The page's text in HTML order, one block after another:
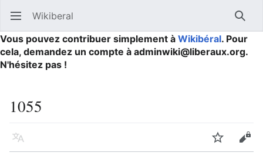
Ouvrir le menu principal Wikiberal
Vous pouvez contribuer simplement à Wikibéral. Pour
cela, demandez un compte à adminwiki@liberaux.org.
N'hésitez pas !
1055
Langue Suivre